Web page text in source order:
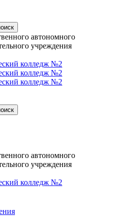
автономного
учреждения
колледж №2
колледж №2
колледж №2
автономного
учреждения
колледж №2